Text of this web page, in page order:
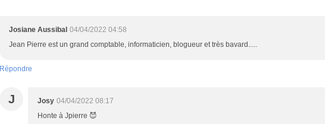
Josiane Aussibal 04/04/2022 04:58
Jean Pierre est un grand comptable, informaticien, blogueur et très bavard.....
Répondre
J Josy 04/04/2022 08:17
Honte à Jpierre 😈